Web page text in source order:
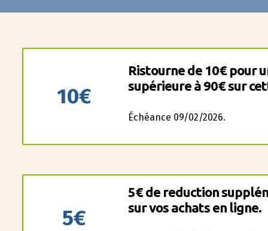
10€
Ristourne de 10€ pour
supérieure à 90€ sur
Échéance 09/02/2026.
5€
5€ de reduction
sur vos achats en ligne.